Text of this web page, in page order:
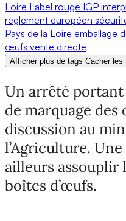
Loire Label rouge IGP
règlement européen
Pays de la Loire emballage
œufs vente directe
Afficher plus de tags Cacher les
Un arrêté
de marquage
discussion au
l’Agriculture.
ailleurs assouplir
boîtes d’œufs.